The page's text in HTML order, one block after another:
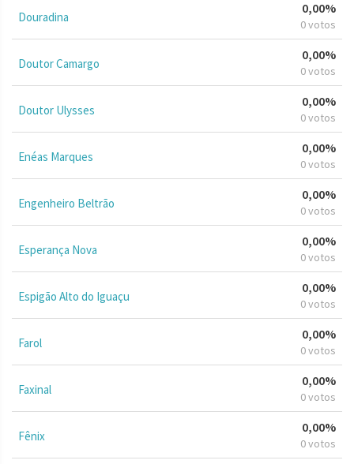
Douradina
0,00%
0 votos
Doutor Camargo
0,00%
0 votos
Doutor Ulysses
0,00%
0 votos
Enéas Marques
0,00%
0 votos
Engenheiro Beltrão
0,00%
0 votos
Esperança Nova
0,00%
0 votos
Espigão Alto do Iguaçu
0,00%
0 votos
Farol
0,00%
0 votos
Faxinal
0,00%
0 votos
Fênix
0,00%
0 votos